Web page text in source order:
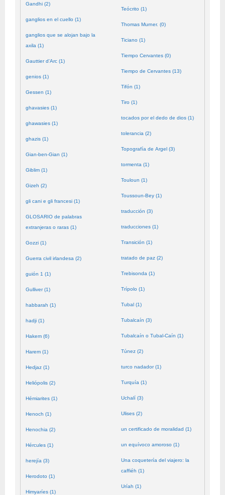
Gandhi (2)
ganglios en el cuello (1)
ganglios que se alojan bajo la
axila (1)
Gauttier d'Arc (1)
genios (1)
Gessen (1)
ghavasies (1)
ghawasies (1)
ghazis (1)
Gian-ben-Gian (1)
Giblim (1)
Gizeh (2)
gli cani e gli francesi (1)
GLOSARIO de palabras
extranjeras o raras (1)
Gozzi (1)
Guerra civil irlandesa (2)
guión 1 (1)
Gulliver (1)
habbarah (1)
hadji (1)
Hakem (6)
Harem (1)
Hedjaz (1)
Heliópolis (2)
Hémiarites (1)
Henoch (1)
Henochia (2)
Hércules (1)
herejía (3)
Herodoto (1)
Himyaríes (1)
Teócrito (1)
Thomas Murner. (0)
Ticiano (1)
Tiempo Cervantes (0)
Tiempo de Cervantes (13)
Tifón (1)
Tiro (1)
tocados por el dedo de dios (1)
tolerancia (2)
Topografía de Argel (3)
tormenta (1)
Touloun (1)
Toussoun-Bey (1)
traducción (3)
traducciones (1)
Transición (1)
tratado de paz (2)
Trebisonda (1)
Trípolo (1)
Tubal (1)
Tubalcaín (3)
Tubalcaín o Tubal-Caín (1)
Túnez (2)
turco nadador (1)
Turquía (1)
Uchalí (3)
Ulises (2)
un certificado de moralidad (1)
un equívoco amoroso (1)
Una coquetería del viajero: la
caffiéh (1)
Uríah (1)